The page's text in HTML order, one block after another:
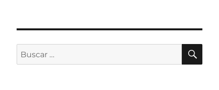
Elite?
Buscar
por: